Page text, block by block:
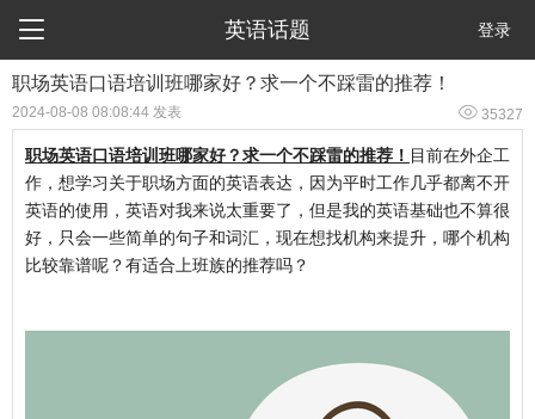
 英语话题 登录
​职场英语口语培训班哪家好？求一个不踩雷的推荐！
2024-08-08 08:08:44 发表  35327
职场英语口语培训班哪家好？求一个不踩雷的推荐！ 目前在外企工
作，想学习关于职场方面的英语表达，因为平时工作几乎都离不开
英语的使用，英语对我来说太重要了，但是我的英语基础也不算很
好，只会一些简单的句子和词汇，现在想找机构来提升，哪个机构
比较靠谱呢？有适合上班族的推荐吗？